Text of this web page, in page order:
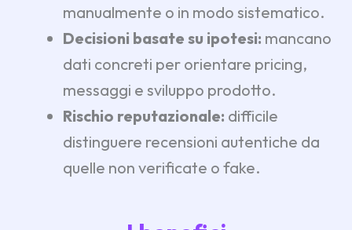
manualmente o in modo sistematico.
Decisioni basate su ipotesi: mancano
dati concreti per orientare pricing,
messaggi e sviluppo prodotto.
Rischio reputazionale: difficile
distinguere recensioni autentiche da
quelle non verificate o fake.